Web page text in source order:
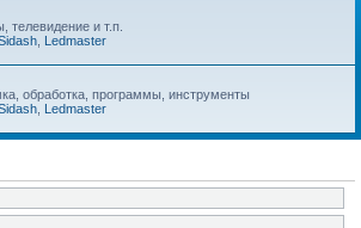
телевидение и т.п.
Ledmaster
обработка, программы, инструменты
Ledmaster